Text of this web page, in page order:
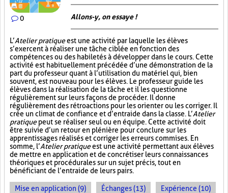
0 Allons-y, on essaye !
L’Atelier pratiqueest une activité par laquelle les élèves
s’exercent à réaliser une tâche ciblée en fonction des
compétences ou des habiletés à développer dans le cours. Cette
activité est habituellement précédée d’une démonstration de la
part du professeur quant à l’utilisation du matériel qui, bien
souvent, est nouveau pour les élèves. Le professeur guide les
élèves dans la réalisation de la tâche et il les questionne
régulièrement sur leurs façons de procéder. Il donne
régulièrement des rétroactions pour les orienter ou les corriger. Il
crée un climat de confiance et d’entraide dans la classe. L’Atelier
pratiquepeut se réaliser seul ou en équipe. Cette activité doit
être suivie d’un retour en plénière pour conclure sur les
apprentissages réalisés et corriger les erreurs commises. En
somme, l’Atelier pratiqueest une activité permettant aux élèves
de mettre en application et de concrétiser leurs connaissances
théoriques et procédurales sur un sujet précis, tout en
bénéficiant de l’entraide de leurs pairs.
Mise en application (9) Échanges (13) Expérience (10)